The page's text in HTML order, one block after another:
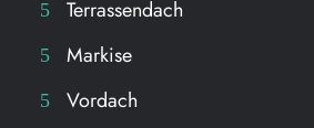
Terrassendach
Markise
Vordach